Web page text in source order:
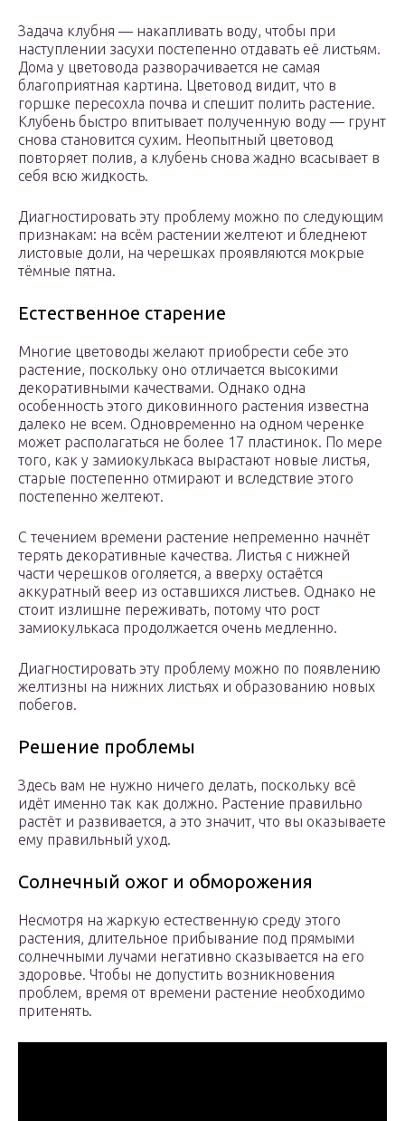
Задача клубня — накапливать воду, чтобы при
наступлении засухи постепенно отдавать её листьям.
Дома у цветовода разворачивается не самая
благоприятная картина. Цветовод видит, что в
горшке пересохла почва и спешит полить растение.
Клубень быстро впитывает полученную воду — грунт
снова становится сухим. Неопытный цветовод
повторяет полив, а клубень снова жадно всасывает в
себя всю жидкость.
Диагностировать эту проблему можно по следующим
признакам: на всём растении желтеют и бледнеют
листовые доли, на черешках проявляются мокрые
тёмные пятна.
Естественное старение
Многие цветоводы желают приобрести себе это
растение, поскольку оно отличается высокими
декоративными качествами. Однако одна
особенность этого диковинного растения известна
далеко не всем. Одновременно на одном черенке
может располагаться не более 17 пластинок. По мере
того, как у замиокулькаса вырастают новые листья,
старые постепенно отмирают и вследствие этого
постепенно желтеют.
С течением времени растение непременно начнёт
терять декоративные качества. Листья с нижней
части черешков оголяется, а вверху остаётся
аккуратный веер из оставшихся листьев. Однако не
стоит излишне переживать, потому что рост
замиокулькаса продолжается очень медленно.
Диагностировать эту проблему можно по появлению
желтизны на нижних листьях и образованию новых
побегов.
Решение проблемы
Здесь вам не нужно ничего делать, поскольку всё
идёт именно так как должно. Растение правильно
растёт и развивается, а это значит, что вы оказываете
ему правильный уход.
Солнечный ожог и обморожения
Несмотря на жаркую естественную среду этого
растения, длительное прибывание под прямыми
солнечными лучами негативно сказывается на его
здоровье. Чтобы не допустить возникновения
проблем, время от времени растение необходимо
притенять.